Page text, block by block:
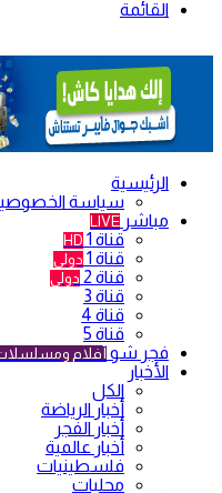
القائمة
الرئيسية
سياسة
مباشر LIVE
قناة 1 HD
قناة 1 دولي
قناة 2 دولي
قناة 3
قناة 4
قناة 5
فجر شو أفلام
الأخبار
الكل
أخبار الرياضة
أخبار الفجر
أخبار عالمية
فلسطينيات
محليات